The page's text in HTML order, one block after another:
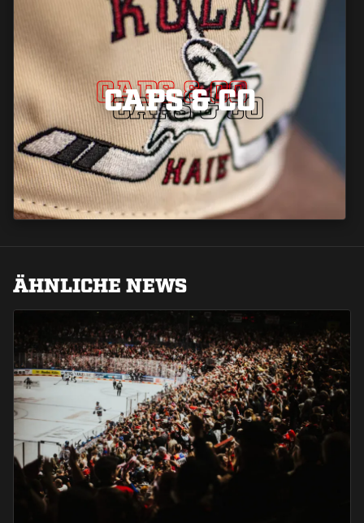
CAPS & CO
CAPS & CO
CAPS & CO
ÄHNLICHE NEWS